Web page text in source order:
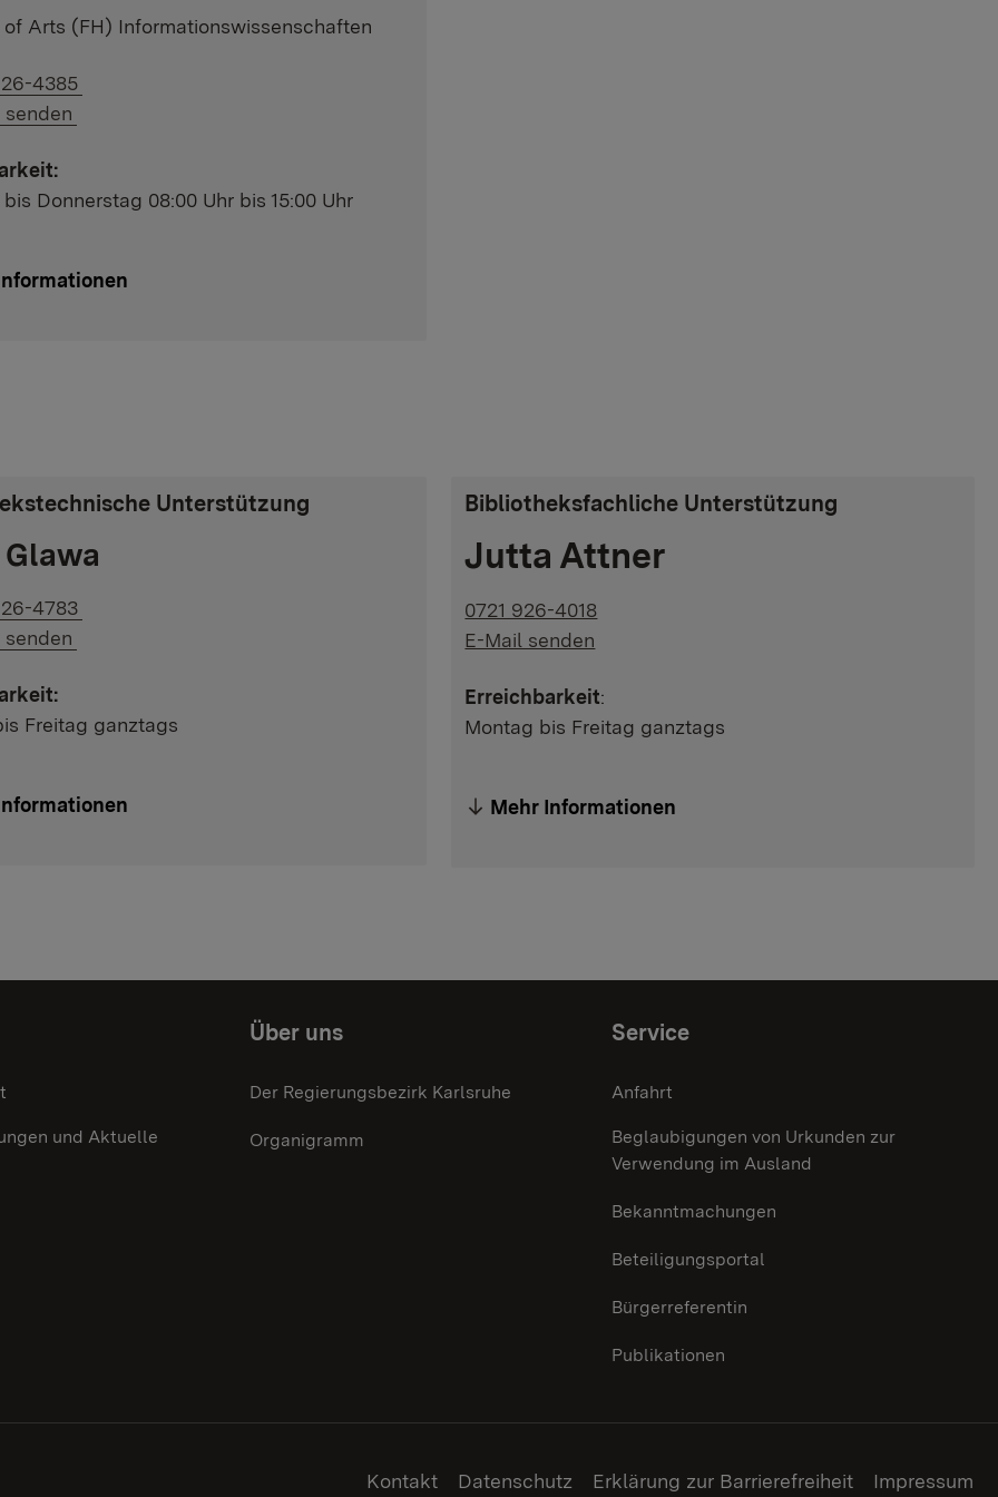
Arts (FH) Informationswissenschaften
Telefonnummer:
4385
E-Mail:
senden
Donnerstag 08:00 Uhr bis 15:00 Uhr
Unterstützung
Glawa
Telefonnummer:
4783
E-Mail:
senden
Freitag ganztags
Bibliotheksfachliche Unterstützung
Jutta Attner
0721 926-4018
E-Mail senden
Erreichbarkeit:
Montag bis Freitag ganztags
Mehr Informationen
und Aktuelle
Über uns
Der Regierungsbezirk Karlsruhe
Organigramm
Service
Anfahrt
Beglaubigungen von Urkunden zur
Verwendung im Ausland
Bekanntmachungen
Beteiligungsportal
Bürgerreferentin
Publikationen
Kontakt Datenschutz Erklärung zur Barrierefreiheit Impressum